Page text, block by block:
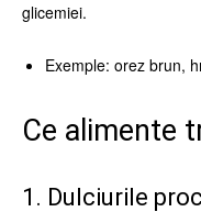
glicemiei.
Exemple: orez brun,
Ce alimente
1. Dulciurile